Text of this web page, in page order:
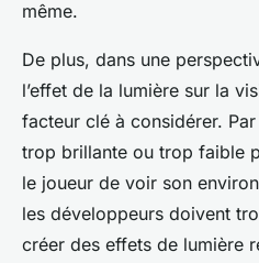
même.
De plus, dans une
l’effet de la lumière sur la
facteur clé à considérer.
trop brillante ou trop faible
le joueur de voir son
les développeurs doivent
créer des effets de lumière